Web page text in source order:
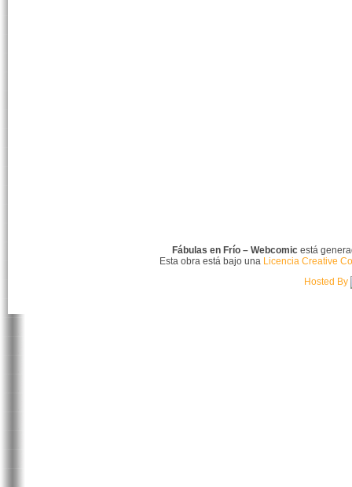
Fábulas en Frío – Webcomicestá
Esta obra está bajo una Licencia Creative
Hosted By